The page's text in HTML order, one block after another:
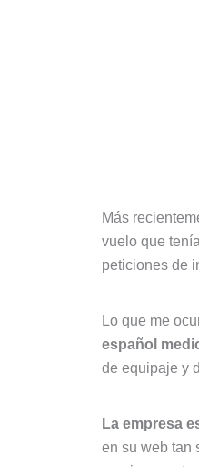
Más
vuelo que
peticiones de
Lo que me
español
de equipaje y
La empresa
en su web tan